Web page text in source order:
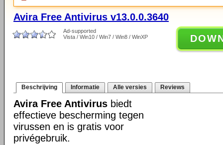
Avira Free Antivirus v13.0.0.3640
Ad-supported
Vista / Win10 / Win7 / Win8 / WinXP
Beschrijving Informatie Alle versies Reviews
Avira Free Antivirus biedt
effectieve bescherming tegen
virussen en is gratis voor
privégebruik.